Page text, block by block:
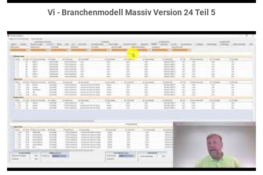
Gebäudetrennwände
Installationswände / Vorwandinstallationen
Kellerwände
Verkofferungswände / Wangen
Wandscheiben
Wintergartenwände
Allgemein
Bauen im Bestand
Vi - Branchenmodell Massiv Version 24 Teil 5